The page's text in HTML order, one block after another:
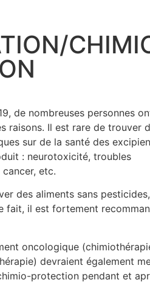
de nombreuses personnes
raisons. Il est rare de trouver
sur de la santé des
: neurotoxicité, troubles
etc.
des aliments sans
fait, il est fortement
oncologique
devraient également
protection pendant et